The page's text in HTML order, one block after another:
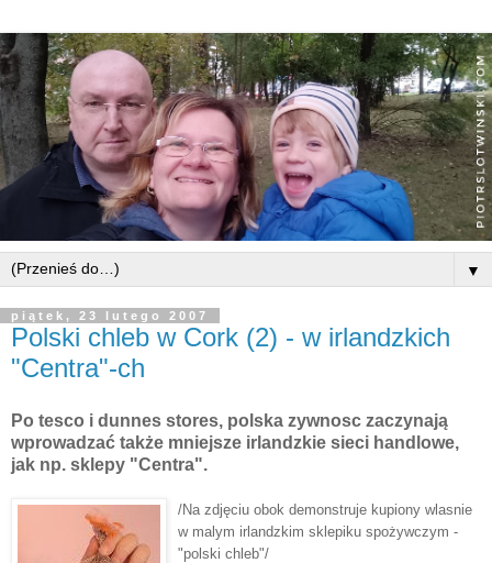
▼
piątek, 23 lutego 2007
Polski chleb w Cork (2) - w irlandzkich
"Centra"-ch
Po tesco i dunnes stores, polska zywnosc zaczynają
wprowadzać także mniejsze irlandzkie sieci handlowe,
jak np. sklepy "Centra".
/Na zdjęciu obok demonstruje kupiony wlasnie
w malym irlandzkim sklepiku spożywczym -
"polski chleb"/